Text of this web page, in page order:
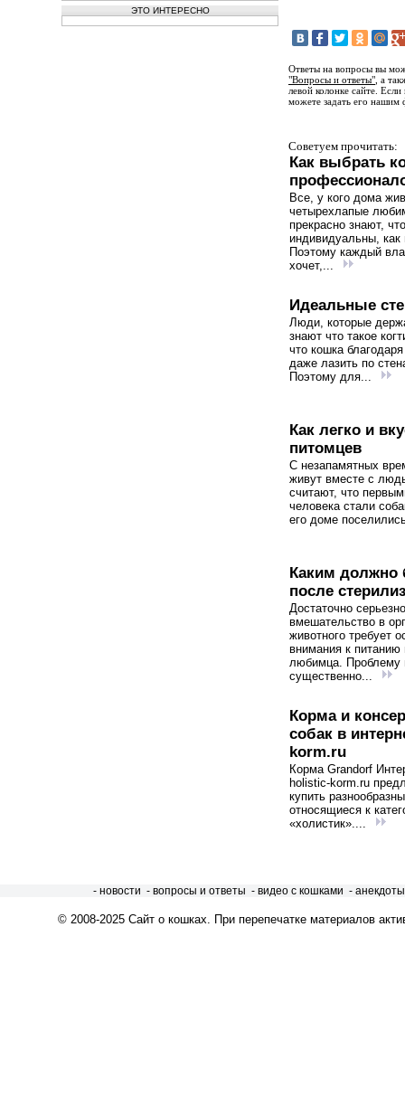
ЭТО ИНТЕРЕСНО
Ответы на вопросы вы
"Вопросы и ответы" , а
левой колонке сайте.
можете задать его
Советуем прочитать:
Как выбрать
Все, у кого дома
четырехлапые
прекрасно знают,
индивидуальны, как
Поэтому каждый
хочет,...
Идеальные
Люди, которые
знают что такое
что кошка
даже лазить по
Поэтому для...
Как легко и
питомцев
С незапамятных
живут вместе с
считают, что
человека стали
его доме
Каким должно
после
Достаточно
вмешательство в
животного требует
внимания к питанию
любимца. Проблему
существенно...
Корма и
собак в
korm.ru
Корма Grandorf
holistic-korm.ru
купить
относящиеся к
«холистик»....
- новости - вопросы и ответы - видео с кошками -
© 2008-2025 Сайт о кошках. При перепечатке материалов